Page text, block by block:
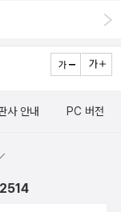
미 편의점에 택배 와
일제 강점기가 배
애석하게도 이 영화
, 이벤트 응모하면서
다보면 미국 전체가
극적으로 부각되어
자적인 우화가 나타나
는 시리즈에서 전작
을 바꾸게 된다. 이
한 조커다. 그의 잔
사 안내 PC 버전